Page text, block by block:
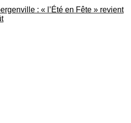
: « l’Été en Fête » revient